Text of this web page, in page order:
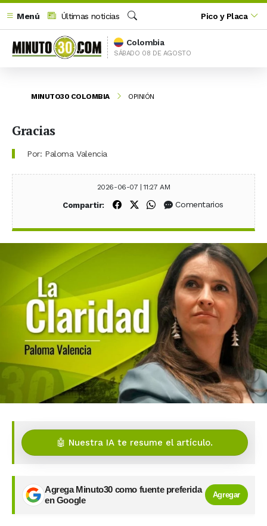
Menú
Últimas noticias
Buscar
Pico y Placa
Colombia
SÁBADO 08 DE AGOSTO
MINUTO30 COLOMBIA OPINIÓN
Gracias
Por: Paloma Valencia
2026-06-07 | 11:27 AM
Compartir: Compartir en Facebook
Compartir en X (Twitter)
Compartir en WhatsApp
Comentarios
🤖 Nuestra IA te resume el artículo.
Agrega Minuto30 como fuente preferida
en Google
Agregar